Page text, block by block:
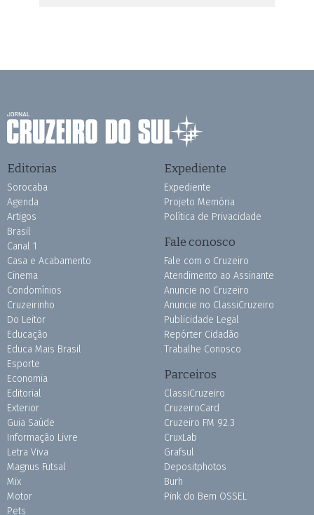
Editorias
Sorocaba
Agenda
Artigos
Brasil
Canal 1
Casa e Acabamento
Cinema
Condomínios
Cruzeirinho
Do Leitor
Educação
Educa Mais Brasil
Esporte
Economia
Editorial
Exterior
Guia Saúde
Informação Livre
Letra Viva
Magnus Futsal
Mix
Motor
Pets
Expediente
Expediente
Projeto Memória
Política de Privacidade
Fale conosco
Fale com o Cruzeiro
Atendimento ao Assinante
Anuncie no Cruzeiro
Anuncie no ClassiCruzeiro
Publicidade Legal
Repórter Cidadão
Trabalhe Conosco
Parceiros
ClassiCruzeiro
CruzeiroCard
Cruzeiro FM 92.3
CruxLab
Grafsul
Depositphotos
Burh
Pink do Bem OSSEL